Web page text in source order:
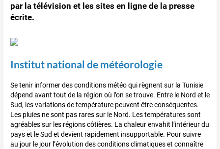
par la télévision et les sites en ligne de la presse
écrite.
Institut national de météorologie
Se tenir informer des conditions météo qui règnent sur la Tunisie
dépend avant tout de la région où l’on se trouve. Entre le Nord et le
Sud, les variations de température peuvent être conséquentes.
Les pluies ne sont pas rares sur le Nord. Les températures sont
agréables sur les régions côtières. La chaleur envahit l’intérieur du
pays et le Sud et devient rapidement insupportable. Pour suivre
au jour le jour l’évolution des conditions climatiques et connaître